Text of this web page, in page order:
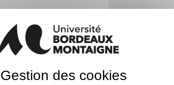
Gestion des cookies